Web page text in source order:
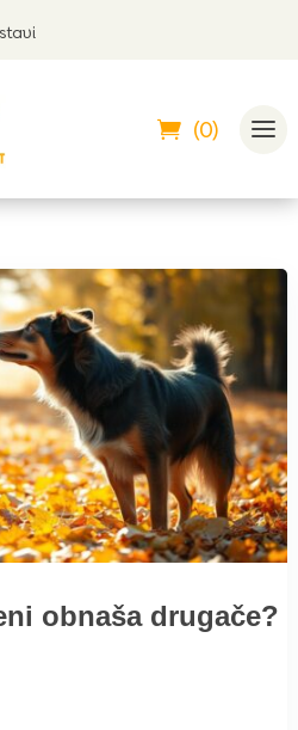
(0)
obnaša drugače?